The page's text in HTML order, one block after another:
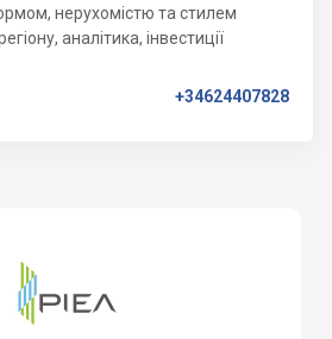
нерухомістю та стилем
аналітика, інвестиції
+34624407828